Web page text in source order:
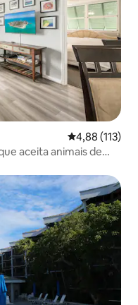
4,88 de uma
4,88 (113)
aceita animais de